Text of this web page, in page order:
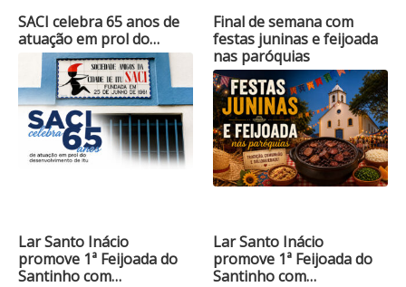
SACI celebra 65 anos de
atuação em prol do…
Final de semana com
festas juninas e feijoada
nas paróquias
Lar Santo Inácio
promove 1ª Feijoada do
Santinho com…
Lar Santo Inácio
promove 1ª Feijoada do
Santinho com…